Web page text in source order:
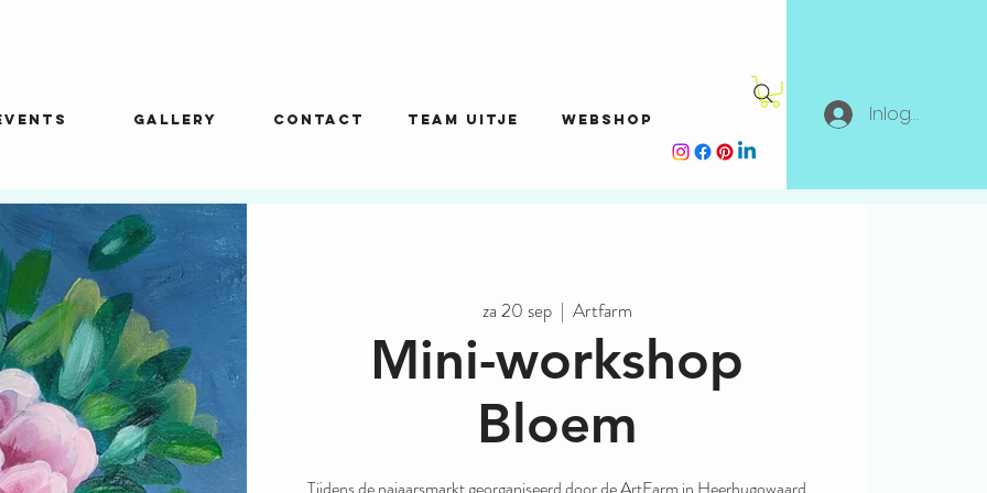
Inloggen
GALLERY CONTACT Team uitje Webshop
za 20 sep
  |
Artfarm
Mini-workshop
Bloem